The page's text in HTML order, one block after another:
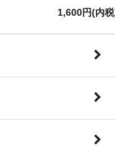
1,600円(内